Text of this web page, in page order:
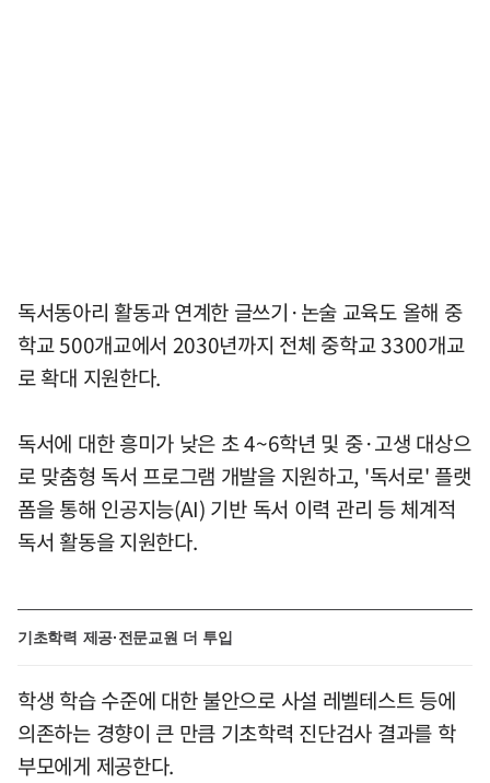
독서동아리 활동과 연계한 글쓰기·논술 교육도 올해 중
학교 500개교에서 2030년까지 전체 중학교 3300개교
로 확대 지원한다.
독서에 대한 흥미가 낮은 초 4~6학년 및 중·고생 대상으
로 맞춤형 독서 프로그램 개발을 지원하고, '독서로' 플랫
폼을 통해 인공지능(AI) 기반 독서 이력 관리 등 체계적
독서 활동을 지원한다.
기초학력 제공·전문교원 더 투입
학생 학습 수준에 대한 불안으로 사설 레벨테스트 등에
의존하는 경향이 큰 만큼 기초학력 진단검사 결과를 학
부모에게 제공한다.